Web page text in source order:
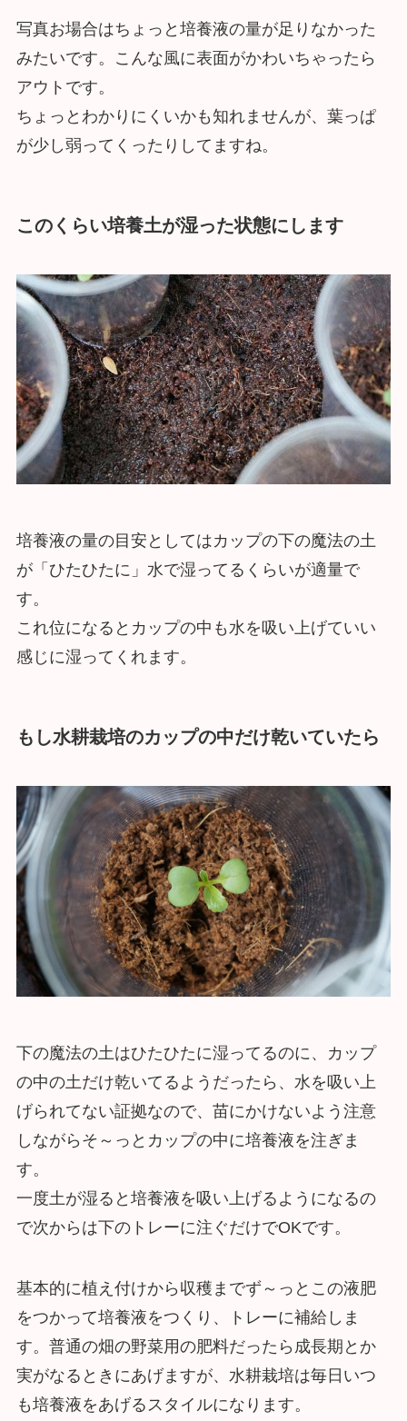
写真お場合はちょっと培養液の量が足りなかった
みたいです。こんな風に表面がかわいちゃったら
アウトです。
ちょっとわかりにくいかも知れませんが、葉っぱ
が少し弱ってくったりしてますね。
このくらい培養土が湿った状態にします
培養液の量の目安としてはカップの下の魔法の土
が「ひたひたに」水で湿ってるくらいが適量で
す。
これ位になるとカップの中も水を吸い上げていい
感じに湿ってくれます。
もし水耕栽培のカップの中だけ乾いていたら
下の魔法の土はひたひたに湿ってるのに、カップ
の中の土だけ乾いてるようだったら、水を吸い上
げられてない証拠なので、苗にかけないよう注意
しながらそ～っとカップの中に培養液を注ぎま
す。
一度土が湿ると培養液を吸い上げるようになるの
で次からは下のトレーに注ぐだけでOKです。
基本的に植え付けから収穫までず～っとこの液肥
をつかって培養液をつくり、トレーに補給しま
す。普通の畑の野菜用の肥料だったら成長期とか
実がなるときにあげますが、水耕栽培は毎日いつ
も培養液をあげるスタイルになります。